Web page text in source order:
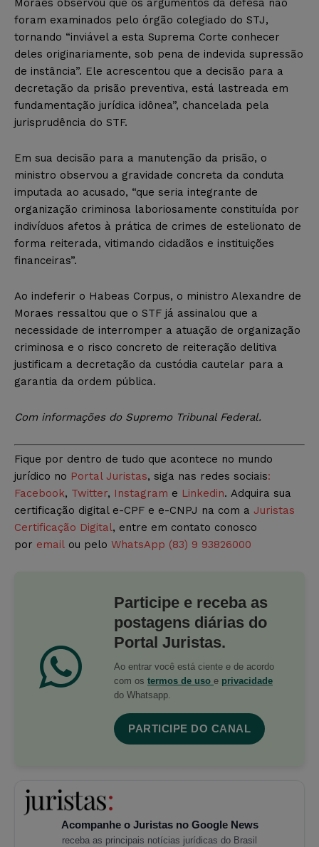
foram examinados pelo órgão colegiado do STJ,
tornando “inviável a esta Suprema Corte conhecer
deles originariamente, sob pena de indevida supressão
de instância”. Ele acrescentou que a decisão para a
decretação da prisão preventiva, está lastreada em
fundamentação jurídica idônea”, chancelada pela
jurisprudência do STF.
Em sua decisão para a manutenção da prisão, o
ministro observou a gravidade concreta da conduta
imputada ao acusado, “que seria integrante de
organização criminosa laboriosamente constituída por
indivíduos afetos à prática de crimes de estelionato de
forma reiterada, vitimando cidadãos e instituições
financeiras”.
Ao indeferir o Habeas Corpus, o ministro Alexandre de
Moraes ressaltou que o STF já assinalou que a
necessidade de interromper a atuação de organização
criminosa e o risco concreto de reiteração delitiva
justificam a decretação da custódia cautelar para a
garantia da ordem pública.
Com informações do Supremo Tribunal Federal.
Fique por dentro de tudo que acontece no mundo
jurídico no Portal Juristas, siga nas redes sociais:
Facebook, Twitter, Instagram e Linkedin. Adquira sua
certificação digital e-CPF e e-CNPJ na com a Juristas
Certificação Digital, entre em contato conosco
por email ou pelo WhatsApp (83) 9 93826000
Participe e receba as
postagens diárias do
Portal Juristas.
Ao entrar você está ciente e de acordo
com os termos de uso e privacidade
do Whatsapp.
PARTICIPE DO CANAL
Acompanhe o Juristas no Google News
receba as principais notícias jurídicas do Brasil